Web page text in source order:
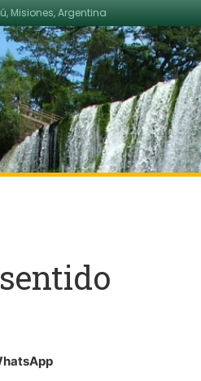
Misiones, Argentina